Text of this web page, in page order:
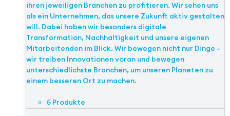
ihren jeweiligen Branchen zu profitieren. Wir sehen uns
als ein Unternehmen, das unsere Zukunft aktiv gestalten
will. Dabei haben wir besonders digitale
Transformation, Nachhaltigkeit und unsere eigenen
Mitarbeitenden im Blick. Wir bewegen nicht nur Dinge –
wir treiben Innovationen voran und bewegen
unterschiedlichste Branchen, um unseren Planeten zu
einem besseren Ort zu machen.
5 Produkte